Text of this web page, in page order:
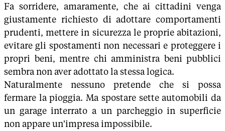
Fa sorridere, amaramente, che ai cittadini venga
giustamente richiesto di adottare comportamenti
prudenti, mettere in sicurezza le proprie abitazioni,
evitare gli spostamenti non necessari e proteggere i
propri beni, mentre chi amministra beni pubblici
sembra non aver adottato la stessa logica.
Naturalmente nessuno pretende che si possa
fermare la pioggia. Ma spostare sette automobili da
un garage interrato a un parcheggio in superficie
non appare un'impresa impossibile.